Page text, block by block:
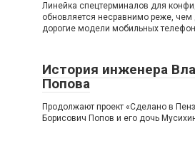
Линейка спецтерминалов для
обновляется несравнимо реже,
дорогие модели мобильных
История инженера
Попова
Продолжают проект «Сделано в
Борисович Попов и его дочь